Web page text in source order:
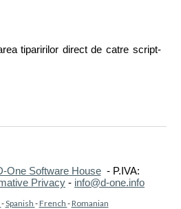
tiparirilor direct de catre script-
One Software House
  - P.IVA:
Privacy - info@d-one.info
- Spanish - French - Romanian